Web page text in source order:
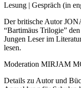
Lesung | Gespräch (in
Der britische Autor
“Bartimäus Trilogie”
Jungen Leser im
lesen.
Moderation MIRJAM
Details zu Autor und